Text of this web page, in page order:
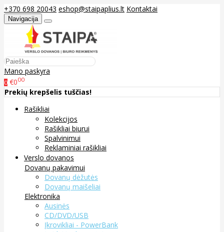
+370 698 20043 eshop@staipaplius.lt Kontaktai
Navigacija
Mano paskyra
0 €000
Prekių krepšelis tuščias!
Rašikliai
Kolekcijos
Rašikliai biurui
Spalvinimui
Reklaminiai rašikliai
Verslo dovanos
Dovanų pakavimui
Dovanų dėžutės
Dovanų maišeliai
Elektronika
Ausinės
CD/DVD/USB
Įkrovikliai - PowerBank